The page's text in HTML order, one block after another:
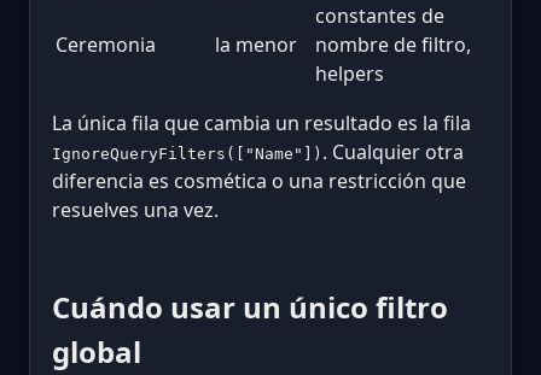
Ceremonia la menor
constantes de
nombre de filtro,
helpers
La única fila que cambia un resultado es la fila
IgnoreQueryFilters(["Name"]) . Cualquier otra
diferencia es cosmética o una restricción que
resuelves una vez.
Cuándo usar un único filtro
global